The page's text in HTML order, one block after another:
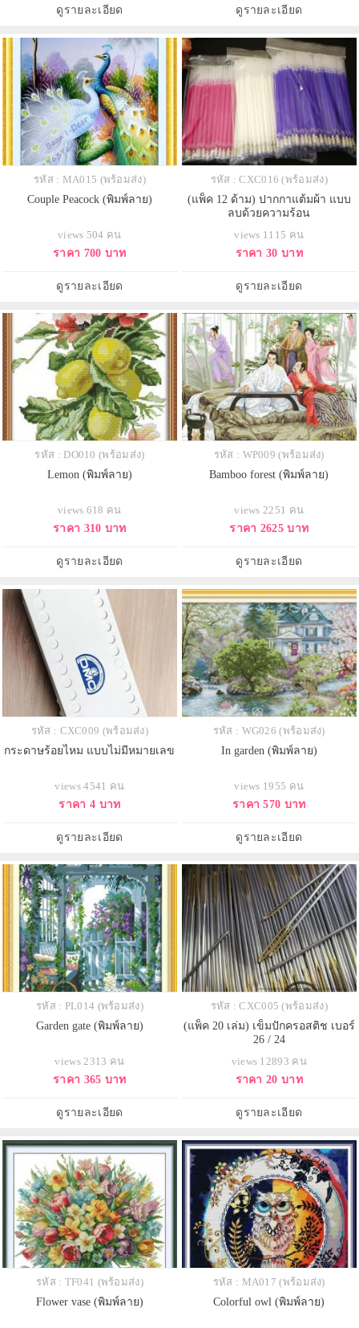
ดูรายละเอียด ดูรายละเอียด
รหัส : MA015 (พร้อมส่ง)
Couple Peacock (พิมพ์ลาย)
views 504 คน
ราคา 700 บาท
ดูรายละเอียด
รหัส : CXC016 (พร้อมส่ง)
(แพ็ค 12 ด้าม) ปากกาแต้มผ้า แบบ
ลบด้วยความร้อน
views 1115 คน
ราคา 30 บาท
ดูรายละเอียด
รหัส : DO010 (พร้อมส่ง)
Lemon (พิมพ์ลาย)
views 618 คน
ราคา 310 บาท
ดูรายละเอียด
รหัส : WP009 (พร้อมส่ง)
Bamboo forest (พิมพ์ลาย)
views 2251 คน
ราคา 2625 บาท
ดูรายละเอียด
รหัส : CXC009 (พร้อมส่ง)
กระดาษร้อยไหม แบบไม่มีหมายเลข
views 4541 คน
ราคา 4 บาท
ดูรายละเอียด
รหัส : WG026 (พร้อมส่ง)
In garden (พิมพ์ลาย)
views 1955 คน
ราคา 570 บาท
ดูรายละเอียด
รหัส : PL014 (พร้อมส่ง)
Garden gate (พิมพ์ลาย)
views 2313 คน
ราคา 365 บาท
ดูรายละเอียด
รหัส : CXC005 (พร้อมส่ง)
(แพ็ค 20 เล่ม) เข็มปักครอสติช เบอร์
26 / 24
views 12893 คน
ราคา 20 บาท
ดูรายละเอียด
รหัส : TF041 (พร้อมส่ง)
Flower vase (พิมพ์ลาย)
รหัส : MA017 (พร้อมส่ง)
Colorful owl (พิมพ์ลาย)